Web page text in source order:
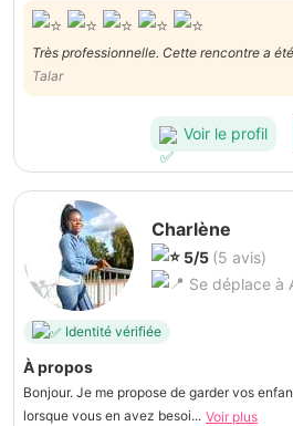
Très professionnelle. Cette rencontre a
ta bienveillance et ponctualité. On
nouveau. Merci pour tout Marcelle :)
Talar
Voir le profil
Charlène
5/5 (5 avis)
Se déplace à
Identité vérifiée
À propos
Bonjour. Je me propose de garder vos
lorsque vous en avez besoi... Voir plus